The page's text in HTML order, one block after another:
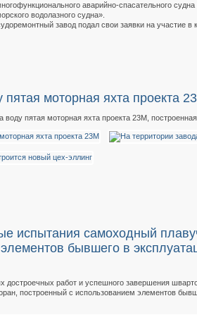
аварийно-спасательного
водолазного судна».
завод подал свои заявки на участие в
моторная яхта проекта
пятая моторная яхта проекта 23М,
испытания самоходный
бывшего в
достроечных работ и успешного завершения
построенный с использованием элементов